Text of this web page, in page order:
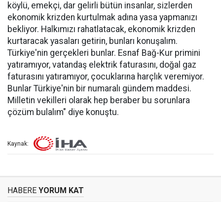
köylü, emekçi, dar gelirli bütün insanlar, sizlerden
ekonomik krizden kurtulmak adına yasa yapmanızı
bekliyor. Halkımızı rahatlatacak, ekonomik krizden
kurtaracak yasaları getirin, bunları konuşalım.
Türkiye'nin gerçekleri bunlar. Esnaf Bağ-Kur primini
yatıramıyor, vatandaş elektrik faturasını, doğal gaz
faturasını yatıramıyor, çocuklarına harçlık veremiyor.
Bunlar Türkiye'nin bir numaralı gündem maddesi.
Milletin vekilleri olarak hep beraber bu sorunlara
çözüm bulalım" diye konuştu.
Kaynak:
HABERE YORUM KAT